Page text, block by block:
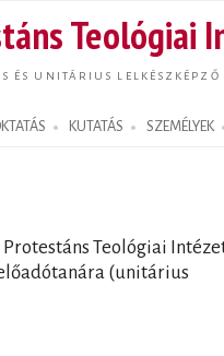
Teológiai
ÉS UNITÁRIUS LELKÉSZKÉPZŐ
KUTATÁS SZEMÉLYEK
Protestáns Teológiai
(unitárius